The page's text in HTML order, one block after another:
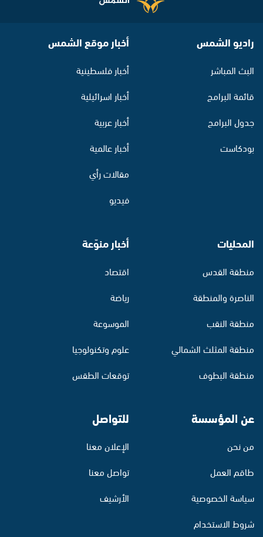
راديو الشمس
البث المباشر
قائمة البرامج
جدول البرامج
بودكاست
أخبار موقع الشمس
أخبار فلسطينية
أخبار اسرائيلية
أخبار عربية
أخبار عالمية
مقالات رأي
فيديو
المحليات
منطقة القدس
الناصرة والمنطقة
منطقة النقب
منطقة المثلث الشمالي
منطقة البطوف
أخبار منوّعة
اقتصاد
رياضة
الموسوعة
علوم وتكنولوجيا
توقعات الطقس
عن المؤسسة
من نحن
طاقم العمل
سياسة الخصوصية
شروط الاستخدام
للتواصل
الإعلان معنا
تواصل معنا
الأرشيف